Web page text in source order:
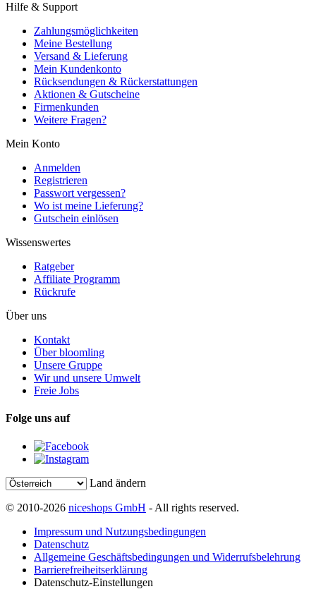
Hilfe & Support
Zahlungsmöglichkeiten
Meine Bestellung
Versand & Lieferung
Mein Kundenkonto
Rücksendungen & Rückerstattungen
Aktionen & Gutscheine
Firmenkunden
Weitere Fragen?
Mein Konto
Anmelden
Registrieren
Passwort vergessen?
Wo ist meine Lieferung?
Gutschein einlösen
Wissenswertes
Ratgeber
Affiliate Programm
Rückrufe
Über uns
Kontakt
Über bloomling
Unsere Gruppe
Wir und unsere Umwelt
Freie Jobs
Folge uns auf
Land ändern
© 2010-2026 niceshops GmbH - All rights reserved.
Impressum und Nutzungsbedingungen
Datenschutz
Allgemeine Geschäftsbedingungen und Widerrufsbelehrung
Barrierefreiheitserklärung
Datenschutz-Einstellungen